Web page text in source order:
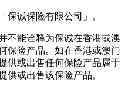
保诚保险有限公司」。
不能诠释为保诚在香港或澳
保险产品。如在香港或澳门
供或出售任何保险产品属于
供或出售该保险产品。